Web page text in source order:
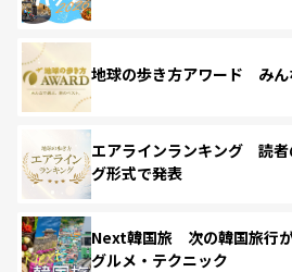
地球の歩き方アワード みん
エアラインランキング 読者
グ形式で発表
Next韓国旅 次の韓国旅行が
グルメ・テクニック